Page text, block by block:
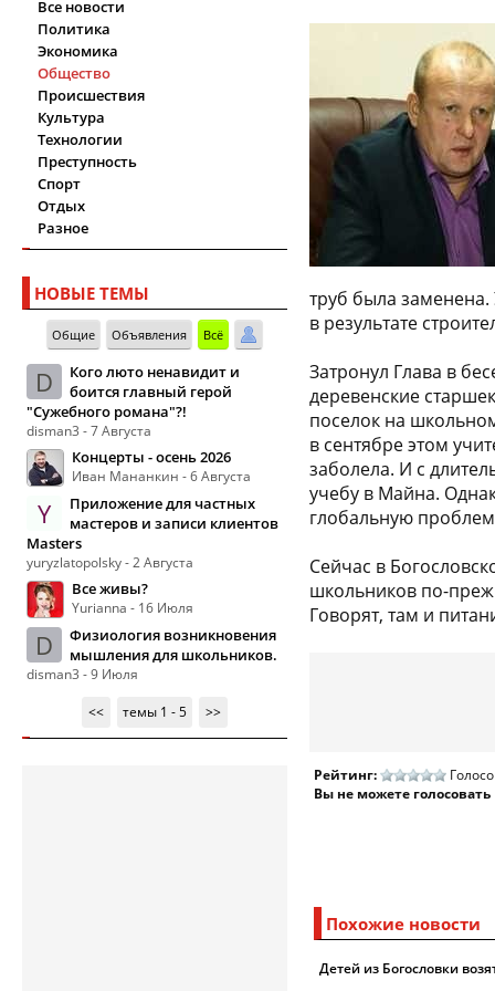
Все новости
Политика
Экономика
Общество
Происшествия
Культура
Технологии
Преступность
Спорт
Отдых
Разное
НОВЫЕ ТЕМЫ
Общие Объявления Всё
D
Кого люто ненавидит и
боится главный герой
"Сужебного романа"?!
disman3 - 7 Августа
Концерты - осень 2026
Иван Мананкин - 6 Августа
Y
Приложение для частных
мастеров и записи клиентов
Masters
yuryzlatopolsky - 2 Августа
Все живы?
Yurianna - 16 Июля
D
Физиология возникновения
мышления для школьников.
disman3 - 9 Июля
<<
темы 1 - 5 >>
труб была
в результате
Затронул Глава в
деревенские
поселок на
в сентябре этом
заболела. И с
учебу в Майна.
глобальную
Сейчас в
школьников по-
Говорят, там и
Рейтинг:
Вы не можете голосовать
Похожие новости
Детей из Богословки